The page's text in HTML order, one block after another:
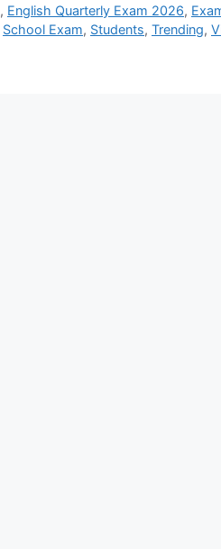
, English Quarterly Exam 2026,
School Exam, Students, Trending,